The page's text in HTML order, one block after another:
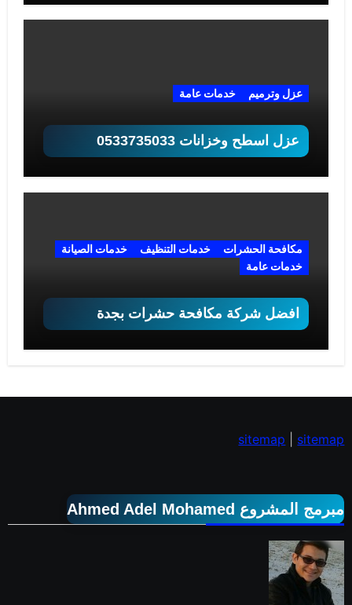
عزل وترميم خدمات عامة
عزل اسطح وخزانات 0533735033
مكافحة الحشرات خدمات التنظيف
خدمات الصيانة
خدمات عامة
افضل شركة مكافحة حشرات بجدة
sitemap sitemap
مبرمج المشروع Ahmed Adel Mohamed